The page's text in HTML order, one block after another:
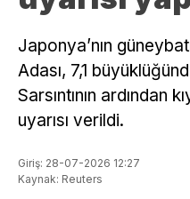
Japonya’nın
Adası, 7,1
Sarsıntının ardından
uyarısı verildi.
Giriş: 28-07-2026 12:27
Kaynak: Reuters